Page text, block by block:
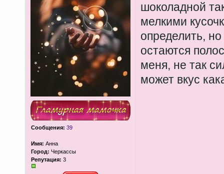
Сообщения: 39
Имя: Анна
Город: Черкассы
Репутация: 3
шоколадной
мелкими
определить,
остаются
меня, не так
может вкус